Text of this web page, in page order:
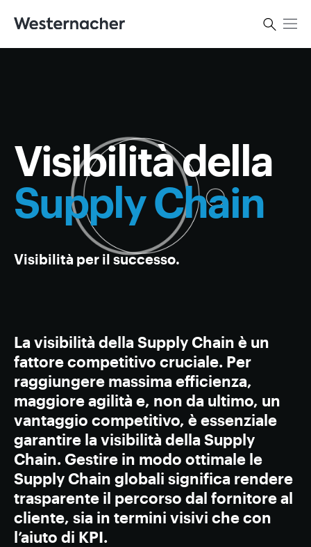
Visibilità della
Supply Chain
Visibilità per il successo.
La visibilità della Supply Chain è un
fattore competitivo cruciale. Per
raggiungere massima efficienza,
maggiore agilità e, non da ultimo, un
vantaggio competitivo, è essenziale
garantire la visibilità della Supply
Chain. Gestire in modo ottimale le
Supply Chain globali significa rendere
trasparente il percorso dal fornitore al
cliente, sia in termini visivi che con
l’aiuto di KPI.